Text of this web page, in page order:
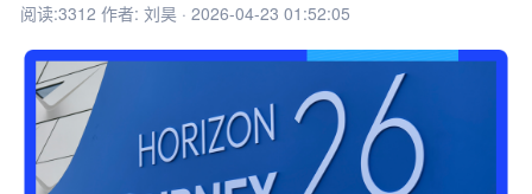
阅读:3312 作者: 刘昊 · 2026-04-23 01:52:05